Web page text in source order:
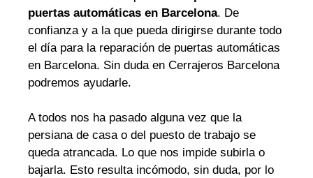
puertas automáticas en Barcelona. De
confianza y a la que pueda dirigirse durante todo
el día para la reparación de puertas automáticas
en Barcelona. Sin duda en Cerrajeros Barcelona
podremos ayudarle.
A todos nos ha pasado alguna vez que la
persiana de casa o del puesto de trabajo se
queda atrancada. Lo que nos impide subirla o
bajarla. Esto resulta incómodo, sin duda, por lo